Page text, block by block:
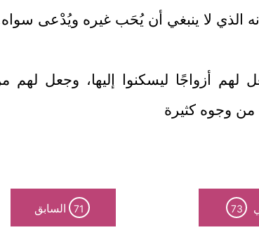
الذي لا ينبغي أن يُحَب غيره ويُدْعى
أزواجًا ليسكنوا إليها، وجعل لهم
من وجوه كثيرة
73
71 السابق